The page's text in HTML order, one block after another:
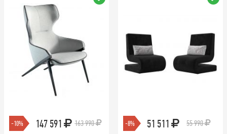
-10% 147 591 163 990 -8% 51 511 55 990